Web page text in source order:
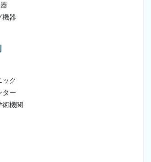
機器
ック
ター
術機関